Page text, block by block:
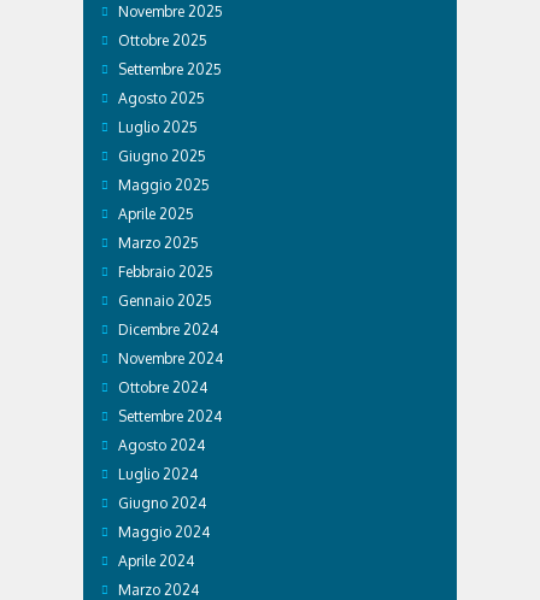
Novembre 2025
Ottobre 2025
Settembre 2025
Agosto 2025
Luglio 2025
Giugno 2025
Maggio 2025
Aprile 2025
Marzo 2025
Febbraio 2025
Gennaio 2025
Dicembre 2024
Novembre 2024
Ottobre 2024
Settembre 2024
Agosto 2024
Luglio 2024
Giugno 2024
Maggio 2024
Aprile 2024
Marzo 2024